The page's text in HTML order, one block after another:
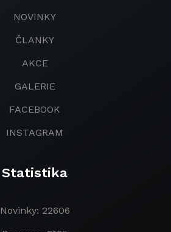
NOVINKY
ČLANKY
AKCE
GALERIE
FACEBOOK
INSTAGRAM
Statistika
Novinky: 22606